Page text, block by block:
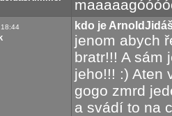
kdo je
jenom abych
bratr!!! A sám
jeho!!! :) Aten
gogo zmrd
a svádí to na